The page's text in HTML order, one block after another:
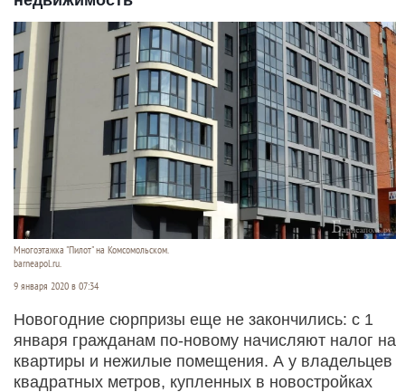
Многоэтажка "Пилот" на Комсомольском.
barneapol.ru.
9 января 2020 в 07:34
Новогодние сюрпризы еще не закончились: с 1
января гражданам по-новому начисляют налог на
квартиры и нежилые помещения. А у владельцев
квадратных метров, купленных в новостройках